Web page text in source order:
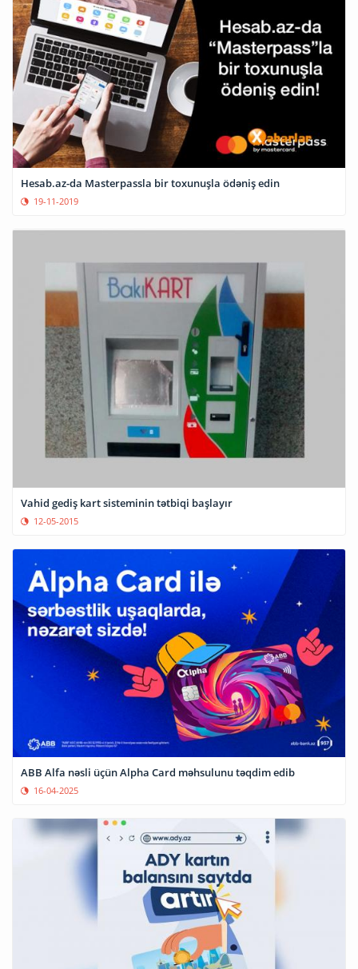
Hesab.az-da Masterpassla bir toxunuşla ödəniş edin
19-11-2019
Vahid gediş kart sisteminin tətbiqi başlayır
12-05-2015
ABB Alfa nəsli üçün Alpha Card məhsulunu təqdim edib
16-04-2025